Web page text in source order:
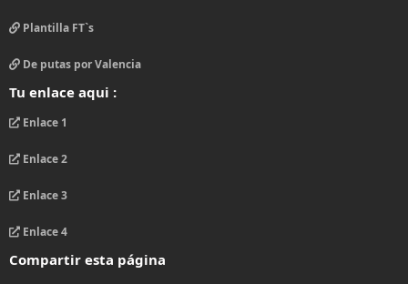
Plantilla FT`s
De putas por Valencia
Tu enlace aqui :
Enlace 1
Enlace 2
Enlace 3
Enlace 4
Compartir esta página